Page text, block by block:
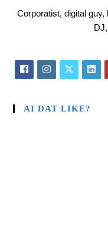
Corporatist, digital guy,
AI DAT LIKE?